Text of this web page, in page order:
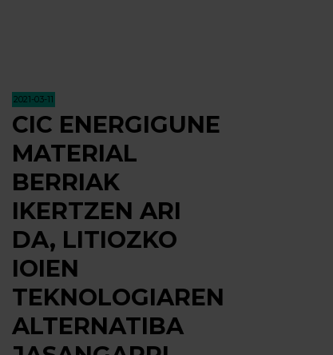
2021-03-11
CIC ENERGIGUNE
MATERIAL
BERRIAK
IKERTZEN ARI
DA, LITIOZKO
IOIEN
TEKNOLOGIAREN
ALTERNATIBA